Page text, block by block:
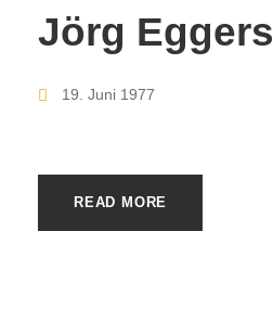
Jörg Eggers
19. Juni 1977
READ MORE